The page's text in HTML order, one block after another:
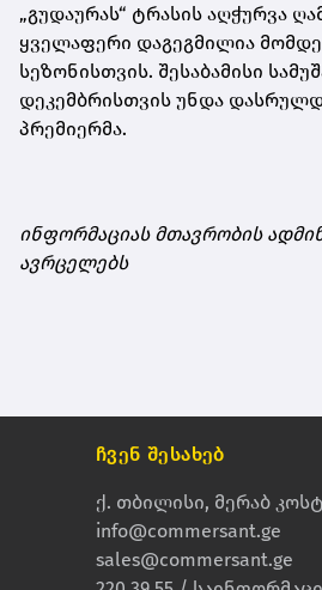
„გუდაურას“ ტრასის აღჭურვა
ყველაფერი დაგეგმილია
სეზონისთვის. შესაბამისი
დეკემბრისთვის უნდა
პრემიერმა.
ინფორმაციას მთავრობის
ავრცელებს
ჩვენ შესახებ
ქ. თბილისი, მერაბ
info@commersant.ge
sales@commersant.ge